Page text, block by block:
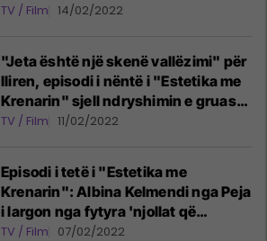
është një skenë vallëzimi'
TV / Film 14/02/2022
"Jeta është një skenë vallëzimi" për
Iliren, episodi i nëntë i "Estetika me
Krenarin" sjell ndryshimin e gruas
që ka hobi vallëzimin
TV / Film 11/02/2022
Episodi i tetë i "Estetika me
Krenarin": Albina Kelmendi nga Peja
i largon nga fytyra 'njollat që
heshtën'
TV / Film 07/02/2022